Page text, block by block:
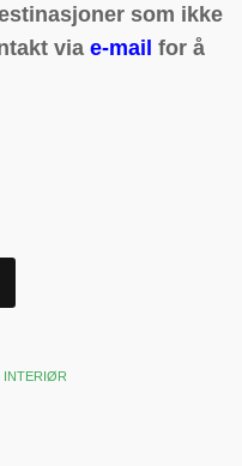
som ikke
via e-mail for å
INTERIØR